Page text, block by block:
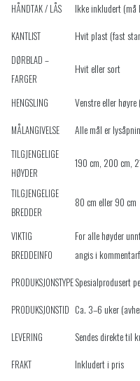
HÅNDTAK / LÅS Ikke inkludert (må
KANTLIST Hvit plast (fast
DØRBLAD –
FARGER
Hvit eller sort
HENGSLING Venstre eller
MÅLANGIVELSE Alle mål er
TILGJENGELIGE
HØYDER
190 cm, 200 cm,
TILGJENGELIGE
BREDDER
80 cm eller 90 cm
VIKTIG
BREDDEINFO
For alle høyder
angis i
PRODUKSJONSTYPESpesialprodusert
PRODUKSJONSTID Ca. 3–6 uker
LEVERING Sendes direkte til
FRAKT Inkludert i pris